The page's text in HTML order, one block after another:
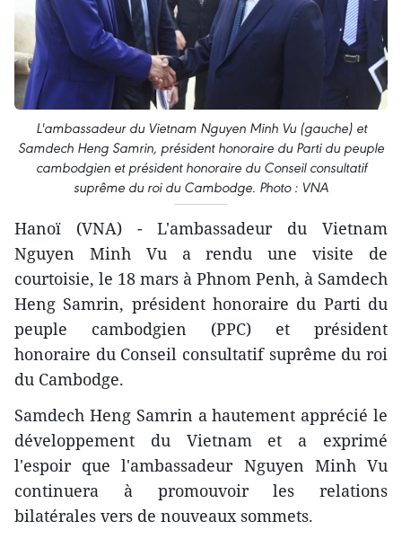
L'ambassadeur du Vietnam Nguyen Minh Vu (gauche) et
Samdech Heng Samrin, président honoraire du Parti du peuple
cambodgien et président honoraire du Conseil consultatif
suprême du roi du Cambodge. Photo : VNA
Hanoï (VNA) - L'ambassadeur du Vietnam
Nguyen Minh Vu a rendu une visite de
courtoisie, le 18 mars à Phnom Penh, à Samdech
Heng Samrin, président honoraire du Parti du
peuple cambodgien (PPC) et président
honoraire du Conseil consultatif suprême du roi
du Cambodge.
Samdech Heng Samrin a hautement apprécié le
développement du Vietnam et a exprimé
l'espoir que l'ambassadeur Nguyen Minh Vu
continuera à promouvoir les relations
bilatérales vers de nouveaux sommets.